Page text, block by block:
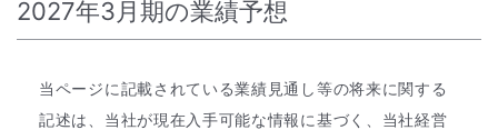
2027年3月期の業績予想
当ページに記載されている業績見通し等の将来に関する
記述は、当社が現在入手可能な情報に基づく、当社経営